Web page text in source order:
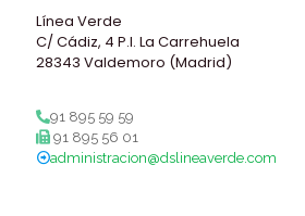
Línea Verde
C/ Cádiz, 4 P.I. La Carrehuela
28343 Valdemoro (Madrid)
91 895 59 59
91 895 56 01
administracion@dslineaverde.com